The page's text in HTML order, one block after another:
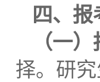
四、
（一）
择。研